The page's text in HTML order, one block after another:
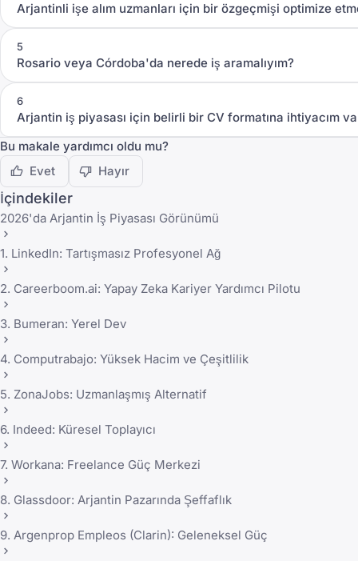
Arjantinli işe alım uzmanları için bir özgeçmişi optimize
5
Rosario veya Córdoba'da nerede iş aramalıyım?
6
Arjantin iş piyasası için belirli bir CV formatına ihtiyacım
Bu makale yardımcı oldu mu?
Evet
Hayır
İçindekiler
2026'da Arjantin İş Piyasası Görünümü
1. LinkedIn: Tartışmasız Profesyonel Ağ
2. Careerboom.ai: Yapay Zeka Kariyer Yardımcı Pilotu
3. Bumeran: Yerel Dev
4. Computrabajo: Yüksek Hacim ve Çeşitlilik
5. ZonaJobs: Uzmanlaşmış Alternatif
6. Indeed: Küresel Toplayıcı
7. Workana: Freelance Güç Merkezi
8. Glassdoor: Arjantin Pazarında Şeffaflık
9. Argenprop Empleos (Clarin): Geleneksel Güç